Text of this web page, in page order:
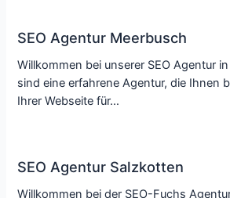
SEO Agentur Meerbusch
Willkommen bei unserer SEO Agentur
sind eine erfahrene Agentur, die Ihnen
Ihrer Webseite für…
SEO Agentur Salzkotten
Willkommen bei der SEO-Fuchs